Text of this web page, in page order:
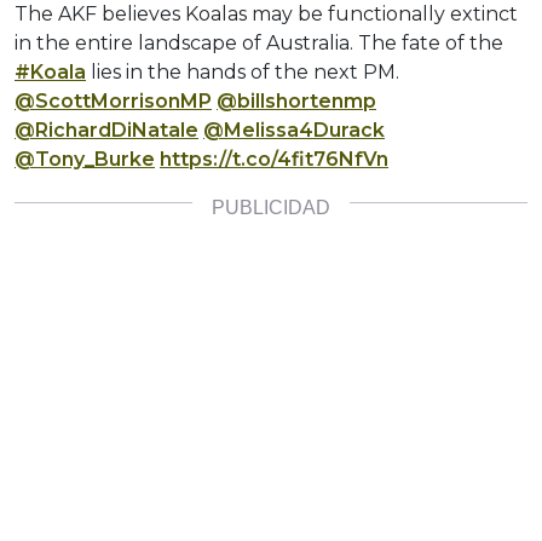
The AKF believes Koalas may be functionally extinct
in the entire landscape of Australia. The fate of the
#Koala lies in the hands of the next PM.
@ScottMorrisonMP @billshortenmp
@RichardDiNatale @Melissa4Durack
@Tony_Burke https://t.co/4fit76NfVn